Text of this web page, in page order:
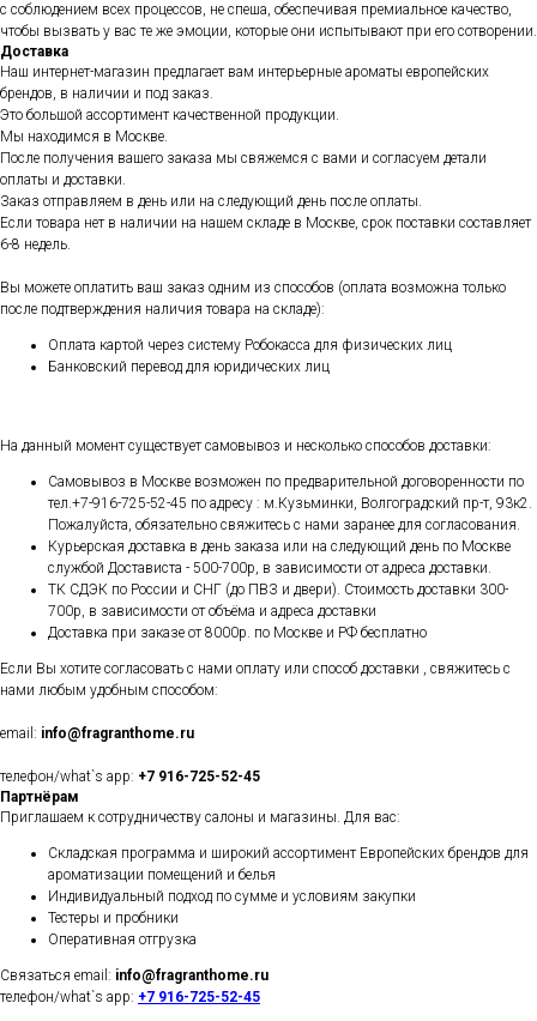
с соблюдением всех процессов, не спеша, обеспечивая премиальное качество,
чтобы вызвать у вас те же эмоции, которые они испытывают при его сотворении.
Доставка
Наш интернет-магазин предлагает вам интерьерные ароматы европейских
брендов, в наличии и под заказ.
Это большой ассортимент качественной продукции.
Мы находимся в Москве.
После получения вашего заказа мы свяжемся с вами и согласуем детали
оплаты и доставки.
Заказ отправляем в день или на следующий день после оплаты.
Если товара нет в наличии на нашем складе в Москве, срок поставки составляет
6-8 недель.
Вы можете оплатить ваш заказ одним из способов (оплата возможна только
после подтверждения наличия товара на складе):
Оплата картой через систему Робокасса для физических лиц
Банковский перевод для юридических лиц
На данный момент существует самовывоз и несколько способов доставки:
Самовывоз в Москве возможен по предварительной договоренности по
тел.+7-916-725-52-45 по адресу : м.Кузьминки, Волгоградский пр-т, 93к2.
Пожалуйста, обязательно свяжитесь с нами заранее для согласования.
Курьерская доставка в день заказа или на следующий день по Москве
службой Достависта - 500-700р, в зависимости от адреса доставки.
ТК СДЭК по России и СНГ (до ПВЗ и двери). Стоимость доставки 300-
700р, в зависимости от объёма и адреса доставки
Доставка при заказе от 8000р. по Москве и РФ бесплатно
Если Вы хотите согласовать с нами оплату или способ доставки , свяжитесь с
нами любым удобным способом:
email: info@fragranthome.ru
телефон/what`s app: +7 916-725-52-45
Партнёрам
Приглашаем к сотрудничеству салоны и магазины. Для вас:
Складская программа и широкий ассортимент Европейских брендов для
ароматизации помещений и белья
Индивидуальный подход по сумме и условиям закупки
Тестеры и пробники
Оперативная отгрузка
Связаться email: info@fragranthome.ru
телефон/what`s app: +7 916-725-52-45